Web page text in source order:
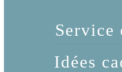
Service
Idées